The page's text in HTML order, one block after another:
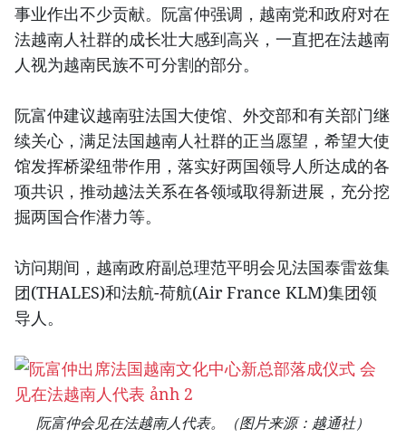
事业作出不少贡献。阮富仲强调，越南党和政府对在
法越南人社群的成长壮大感到高兴，一直把在法越南
人视为越南民族不可分割的部分。
阮富仲建议越南驻法国大使馆、外交部和有关部门继
续关心，满足法国越南人社群的正当愿望，希望大使
馆发挥桥梁纽带作用，落实好两国领导人所达成的各
项共识，推动越法关系在各领域取得新进展，充分挖
掘两国合作潜力等。
访问期间，越南政府副总理范平明会见法国泰雷兹集
团(THALES)和法航-荷航(Air France KLM)集团领
导人。
阮富仲会见在法越南人代表。（图片来源：越通社）​